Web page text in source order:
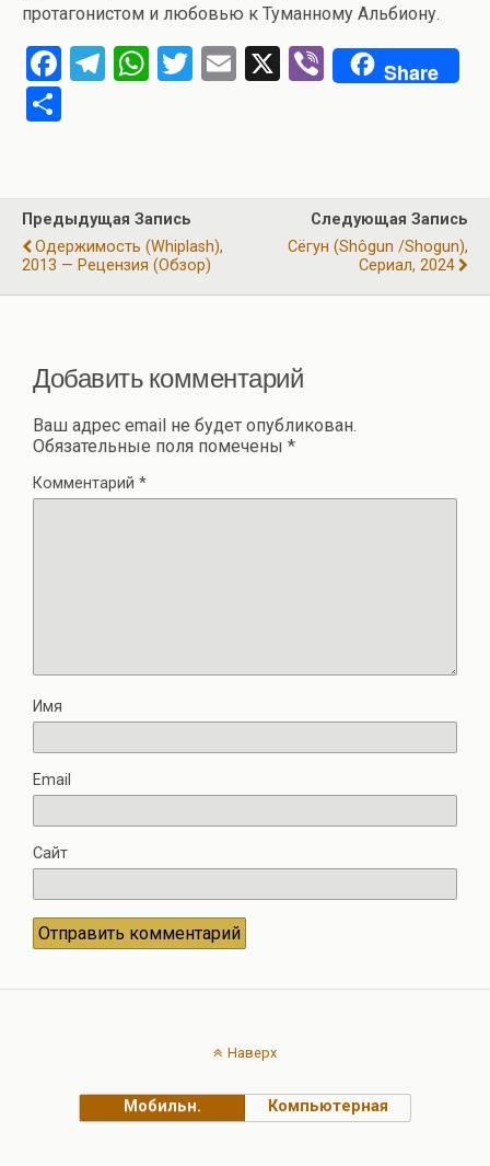
протагонистом и любовью к Туманному Альбиону.
F
o
o
k
T
a
m
W
A
p
p
T
E
X
Vi
Share
р
а
в
Предыдущая Запись
Одержимость (Whiplash),
2013 — Рецензия (обзор)
Следующая Запись
Сёгун (Shôgun /Shogun),
Сериал, 2024
Добавить комментарий
Ваш адрес email не будет опубликован.
Обязательные поля помечены *
Комментарий *
Имя
Email
Сайт
Наверх
Мобильн. Компьютерная